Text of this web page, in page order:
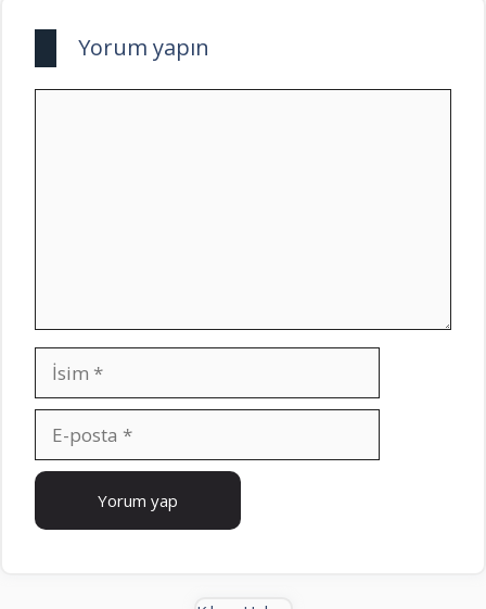
Yorum yapın
İsim
posta
İnternet